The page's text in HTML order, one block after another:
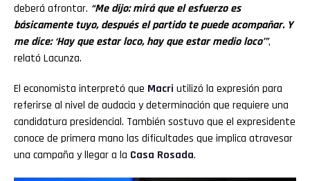
deberá afrontar. “Me dijo: mirá que el esfuerzo es
básicamente tuyo, después el partido te puede acompañar. Y
me dice: ‘Hay que estar loco, hay que estar medio loco’”,
relató Lacunza.
El economista interpretó que Macri utilizó la expresión para
referirse al nivel de audacia y determinación que requiere una
candidatura presidencial. También sostuvo que el expresidente
conoce de primera mano las dificultades que implica atravesar
una campaña y llegar a la Casa Rosada.